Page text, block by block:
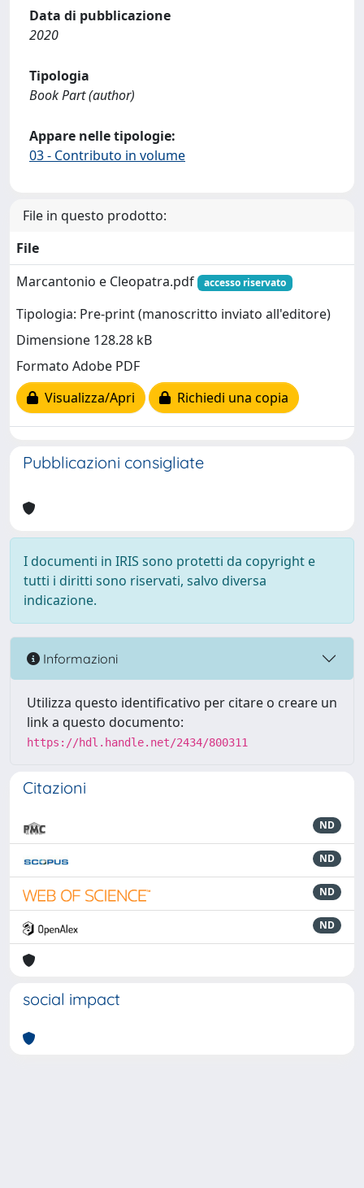
Data di pubblicazione
2020
Tipologia
Book Part (author)
Appare nelle tipologie:
03 - Contributo in volume
File in questo prodotto:
File
Marcantonio e Cleopatra.pdf
accesso riservato
Tipologia: Pre-print (manoscritto inviato all'editore)
Dimensione 128.28 kB
Formato Adobe PDF
Visualizza/Apri
Richiedi una copia
Pubblicazioni consigliate
I documenti in IRIS sono protetti da copyright e
tutti i diritti sono riservati, salvo diversa
indicazione.
Informazioni
Utilizza questo identificativo per citare o creare un
link a questo documento:
https://hdl.handle.net/2434/800311
Citazioni
ND
ND
ND
ND
social impact